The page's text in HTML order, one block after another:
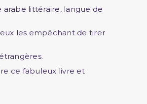
littéraire, langue de
les empêchant de tirer
ce fabuleux livre et